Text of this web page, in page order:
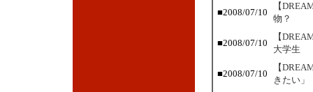
■2008/07/10
【
物？
■2008/07/10
【
大学生
■2008/07/10
【
きたい」